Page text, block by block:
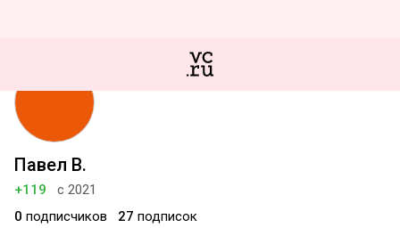
Павел В.
+119
с 2021
0 подписчиков 27 подписок